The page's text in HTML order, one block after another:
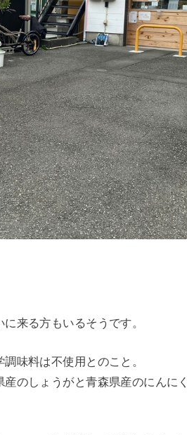
来る方もいるそうです。
味料は不使用とのこと。
のしょうがと青森県産のにんに